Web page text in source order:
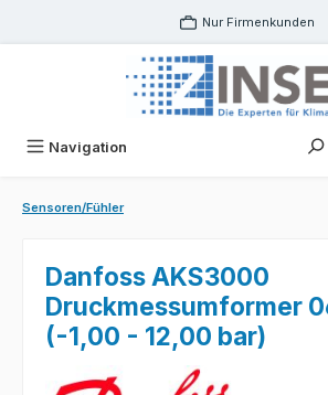
Zum Hauptinhalt springen Nur Firmenkunden
Navigation
Sensoren/Fühler
Danfoss AKS3000
Druckmessumformer
(-1,00 - 12,00 bar)